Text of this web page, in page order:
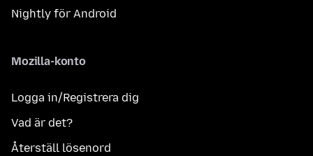
Nightly för Android
Mozilla-konto
Logga in/Registrera dig
Vad är det?
Återställ lösenord